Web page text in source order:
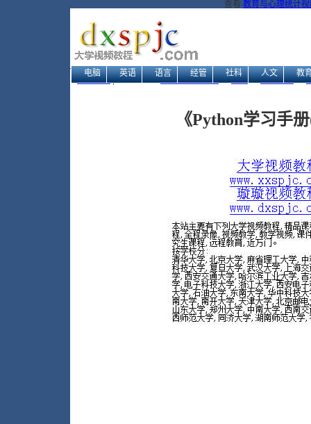
查看 教育与心理统计
电脑 英语 语言 经管 社科 人文 教
网站地图| 当前位置：大学视频教程网→电脑→编程开发→
《Python学习手